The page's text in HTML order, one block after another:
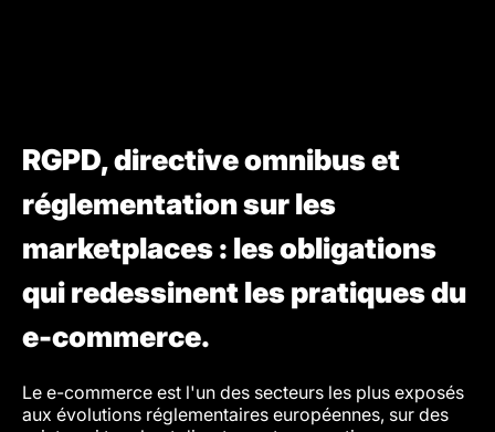
RGPD, directive omnibus et
réglementation sur les
marketplaces : les obligations
qui redessinent les pratiques du
e-commerce.
Le e-commerce est l'un des secteurs les plus exposés
aux évolutions réglementaires européennes, sur des